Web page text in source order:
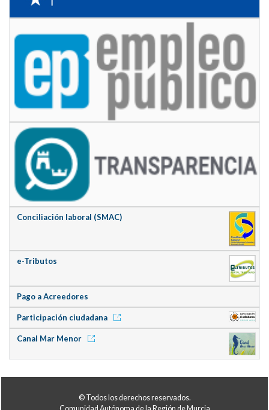
Conciliación laboral (SMAC)
e-Tributos
Pago a Acreedores
Participación ciudadana
Canal Mar Menor
© Todos los derechos reservados.